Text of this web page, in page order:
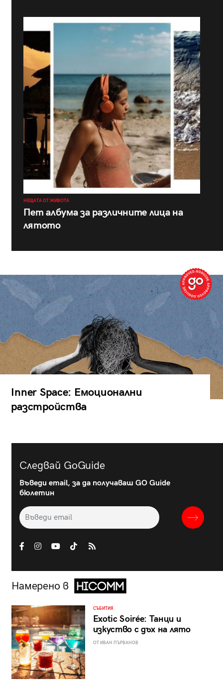
НЕЩАТА ОТ ЖИВОТА
Пет албума за различните лица на
лятото
Inner Space: Емоционални
разстройства
Следвай GoGuide
Въведи email, за да получаваш GO Guide
бюлетин
Намерено в
СЪБИТИЯ
Exotic Soirée: Танци и
изкуство с дъх на лято
ОТ ИВАН ПЪРВАНОВ